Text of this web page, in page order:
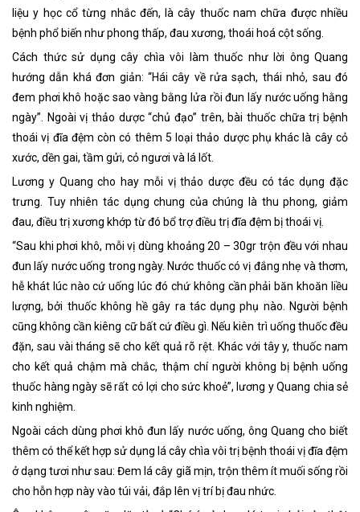
liệu y học cổ từng nhắc đến, là cây thuốc nam chữa được nhiều
bệnh phổ biến như phong thấp, đau xương, thoái hoá cột sống.
Cách thức sử dụng cây chìa vôi làm thuốc như lời ông Quang
hướng dẫn khá đơn giản: “Hái cây về rửa sạch, thái nhỏ, sau đó
đem phơi khô hoặc sao vàng bằng lửa rồi đun lấy nước uống hằng
ngày”. Ngoài vị thảo dược “chủ đạo” trên, bài thuốc chữa trị bệnh
thoái vị đĩa đệm còn có thêm 5 loại thảo dược phụ khác là cây cỏ
xước, dền gai, tầm gửi, cỏ ngươi và lá lốt.
Lương y Quang cho hay mỗi vị thảo dược đều có tác dụng đặc
trưng. Tuy nhiên tác dụng chung của chúng là thu phong, giảm
đau, điều trị xương khớp từ đó bổ trợ điều trị đĩa đệm bị thoái vị.
“Sau khi phơi khô, mỗi vị dùng khoảng 20 – 30gr trộn đều với nhau
đun lấy nước uống trong ngày. Nước thuốc có vị đắng nhẹ và thơm,
hễ khát lúc nào cứ uống lúc đó chứ không cần phải băn khoăn liều
lượng, bởi thuốc không hề gây ra tác dụng phụ nào. Người bệnh
cũng không cần kiêng cữ bất cứ điều gì. Nếu kiên trì uống thuốc đều
đặn, sau vài tháng sẽ cho kết quả rõ rệt. Khác với tây y, thuốc nam
cho kết quả chậm mà chắc, thậm chí người không bị bệnh uống
thuốc hàng ngày sẽ rất có lợi cho sức khoẻ”, lương y Quang chia sẻ
kinh nghiệm.
Ngoài cách dùng phơi khô đun lấy nước uống, ông Quang cho biết
thêm có thể kết hợp sử dụng lá cây chìa vôi trị bệnh thoái vị đĩa đệm
ở dạng tươi như sau: Đem lá cây giã mịn, trộn thêm ít muối sống rồi
cho hỗn hợp này vào túi vải, đắp lên vị trí bị đau nhức.